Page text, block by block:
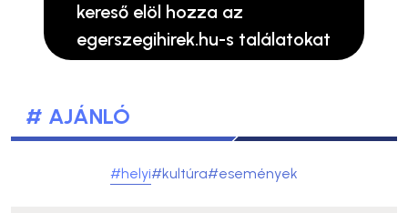
kereső elöl hozza az
egerszegihirek.hu-s találatokat
# AJÁNLÓ
#helyi#kultúra#események